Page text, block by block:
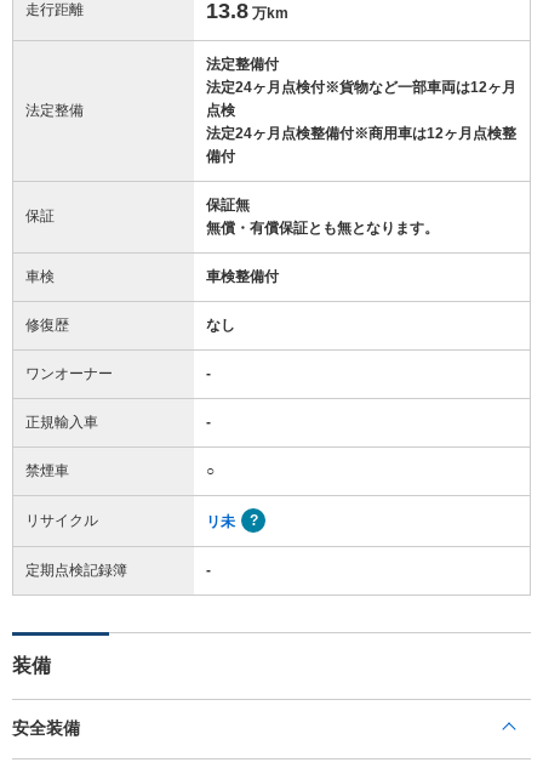
走行距離 13.8 万km
法定整備
法定整備付
法定24ヶ月点検付※貨物など一部車両は12ヶ月
点検
法定24ヶ月点検整備付※商用車は12ヶ月点検整
備付
保証
保証無
無償・有償保証とも無となります。
車検 車検整備付
修復歴 なし
ワンオーナー -
正規輸入車 -
禁煙車 ○
リサイクル リ未
定期点検記録簿 -
装備
安全装備